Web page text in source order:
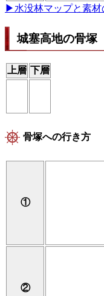
▶水没林マップと素材
城塞高地の骨塚
上層 下層
骨塚への行き方
①
②